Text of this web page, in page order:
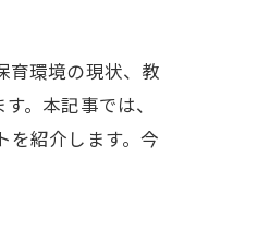
育環境の現状、教
。本記事では、
を紹介します。今